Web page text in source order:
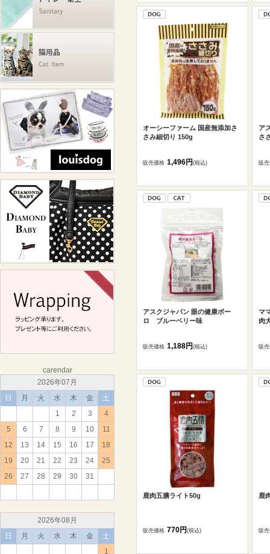
carendar
2026年07月
日
月 火 水 木 金
土
1
2 3
4
5
6 7 8 9 10
11
12
13 14 15 16 17
18
19
20 21 22 23 24
25
26
27 28 29 30 31
2026年08月
日
月 火 水 木 金
土
1
オーシーファーム 国産無添加さ
さみ細切り 150g
販売価格 1,496円(税込)
ア
さ
販
アスクジャパン 眼の健康ボー
ロ ブルーベリー味
販売価格 1,188円(税込)
マ
肉
販
鹿肉五膳ライト50g
販売価格 770円(税込)
鹿
販